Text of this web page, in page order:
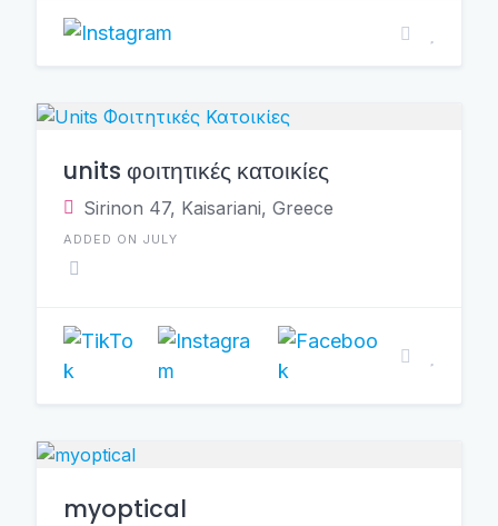
units φοιτητικές κατοικίες
Sirinon 47, Kaisariani, Greece
ADDED ON JULY
myoptical